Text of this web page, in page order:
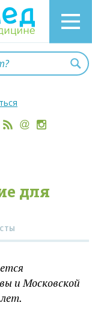
для
и Московской